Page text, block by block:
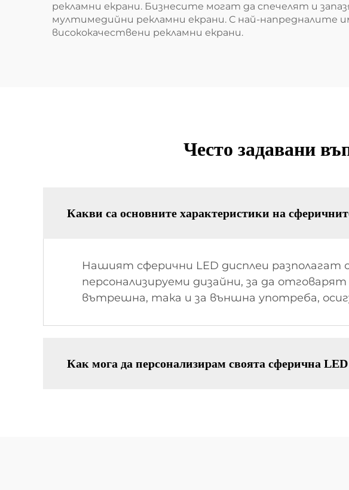
рекламни екрани. Бизнесите могат да спечелят и
мултимедийни рекламни екрани. С най-напредналите
висококачествени рекламни екрани.
Често задавани
Какви са основните характеристики на
Нашият сферични LED дисплеи разполагат
персонализируеми дизайни, за да
вътрешна, така и за външна употреба,
Как мога да персонализирам своята сферична